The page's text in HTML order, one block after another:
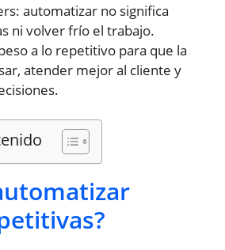
automatizar no significa
ni volver frío el trabajo.
a lo repetitivo para que la
atender mejor al cliente y